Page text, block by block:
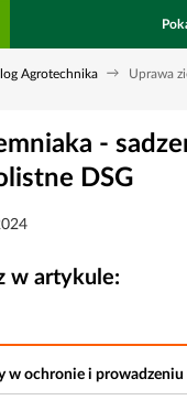
Agrotechnika Uprawa
-
DSG
w artykule:
w ochronie i